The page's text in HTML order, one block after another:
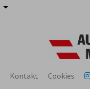
Kontakt Cookies